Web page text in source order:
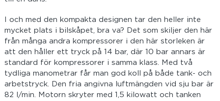
I och med den kompakta designen tar den heller inte
mycket plats i bilskåpet, bra va? Det som skiljer den här
från många andra kompressorer i den här storleken är
att den håller ett tryck på 14 bar, där 10 bar annars är
standard för kompressorer i samma klass. Med två
tydliga manometrar får man god koll på både tank- och
arbetstryck. Den fria angivna luftmängden vid sju bar är
82 l/min. Motorn skryter med 1,5 kilowatt och tanken